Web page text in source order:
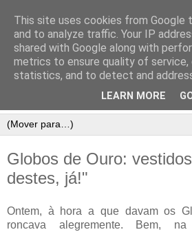
Globos de Ouro:
destes, já!"
Ontem, à hora a que davam os
roncava alegremente. Bem,
This site uses cookies from Google
and to analyze traffic. Your IP
shared with Google along with
metrics to ensure quality of service,
statistics, and to detect and
LEARN MORE